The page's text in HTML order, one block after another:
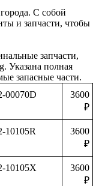
С собой
и запчасти, чтобы
запчасти,
Указана полная
запасные части.
00070D
3600
₽
10105R
3600
₽
10105X
3600
₽